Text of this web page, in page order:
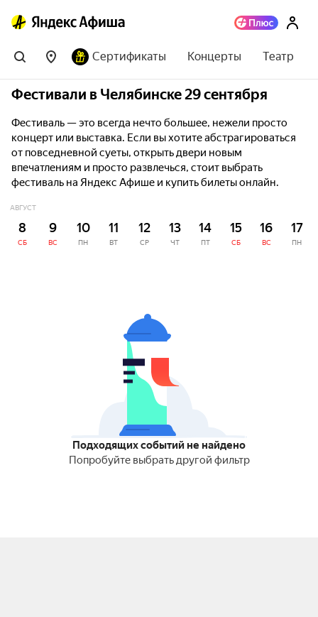
Сертификаты Концерты Театр
Фестивали в Челябинске 29 сентября
Фестиваль — это всегда нечто большее, нежели просто
концерт или выставка. Если вы хотите абстрагироваться
от повседневной суеты, открыть двери новым
впечатлениям и просто развлечься, стоит выбрать
фестиваль на Яндекс Афише и купить билеты онлайн.
АВГУСТ
8
СБ
9
ВС
10
ПН
11
ВТ
12
СР
13
ЧТ
14
ПТ
15
СБ
16
ВС
17
ПН
Подходящих событий не найдено
Попробуйте выбрать другой фильтр